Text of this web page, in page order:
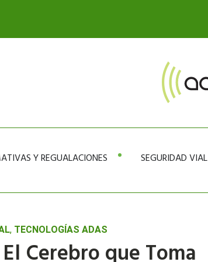
Y REGUALACIONES SEGURIDAD VIAL
, TECNOLOGÍAS ADAS
Cerebro que Toma